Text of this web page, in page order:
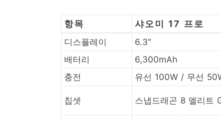
항목 샤오미 17 프로
디스플레이 6.3″
배터리
6,300mAh
충전
유선 100W / 무선
칩셋 스냅드래곤 8 엘리트